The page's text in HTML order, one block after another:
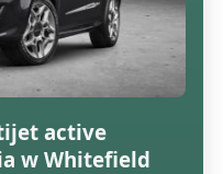
active
w Whitefield